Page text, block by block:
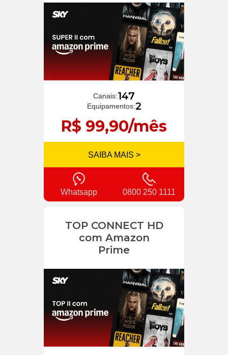
Canais:147
Equipamentos:2
R$ 99,90/mês
SAIBA MAIS >
Whatsapp 0800 250 1111
TOP CONNECT HD
com Amazon
Prime